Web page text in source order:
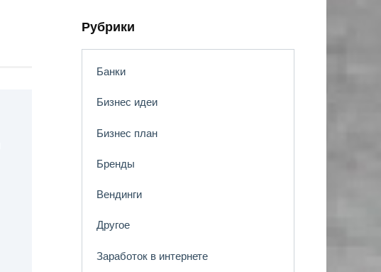
Рубрики
Банки
Бизнес идеи
Бизнес план
Бренды
Вендинги
Другое
Заработок в интернете